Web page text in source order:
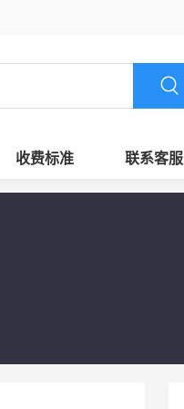
收费标准 联系客服